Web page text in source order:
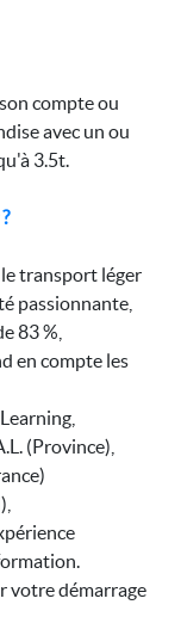
compte ou
avec un ou
3.5t.
transport léger
passionnante,
83 %,
en compte les
(Province),
votre démarrage